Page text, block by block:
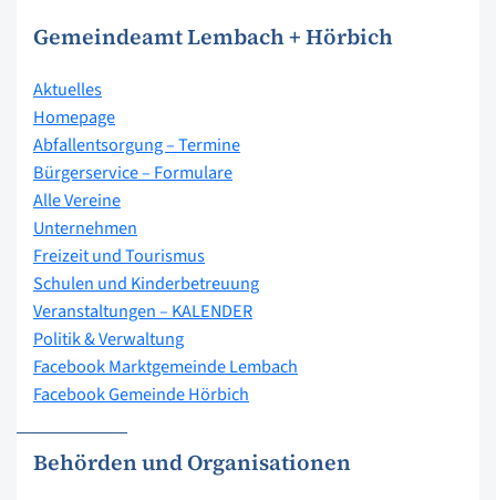
Gemeindeamt Lembach + Hörbich
Aktuelles
Homepage
Abfallentsorgung – Termine
Bürgerservice – Formulare
Alle Vereine
Unternehmen
Freizeit und Tourismus
Schulen und Kinderbetreuung
Veranstaltungen – KALENDER
Politik & Verwaltung
Facebook Marktgemeinde Lembach
Facebook Gemeinde Hörbich
Behörden und Organisationen